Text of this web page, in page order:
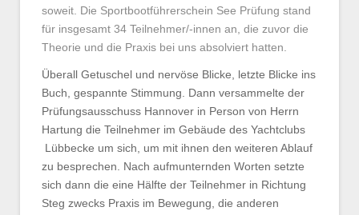
soweit. Die Sportbootführerschein See Prüfung stand
für insgesamt 34 Teilnehmer/-innen an, die zuvor die
Theorie und die Praxis bei uns absolviert hatten.
Überall Getuschel und nervöse Blicke, letzte Blicke ins
Buch, gespannte Stimmung. Dann versammelte der
Prüfungsausschuss Hannover in Person von Herrn
Hartung die Teilnehmer im Gebäude des Yachtclubs
Lübbecke um sich, um mit ihnen den weiteren Ablauf
zu besprechen. Nach aufmunternden Worten setzte
sich dann die eine Hälfte der Teilnehmer in Richtung
Steg zwecks Praxis im Bewegung, die anderen